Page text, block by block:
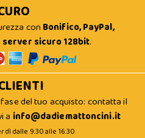
con Bonifico, PayPal,
server sicuro 128bit.
del tuo acquisto: contatta il
a info@dadiemattoncini.it
dalle 9:30 alle 16:30